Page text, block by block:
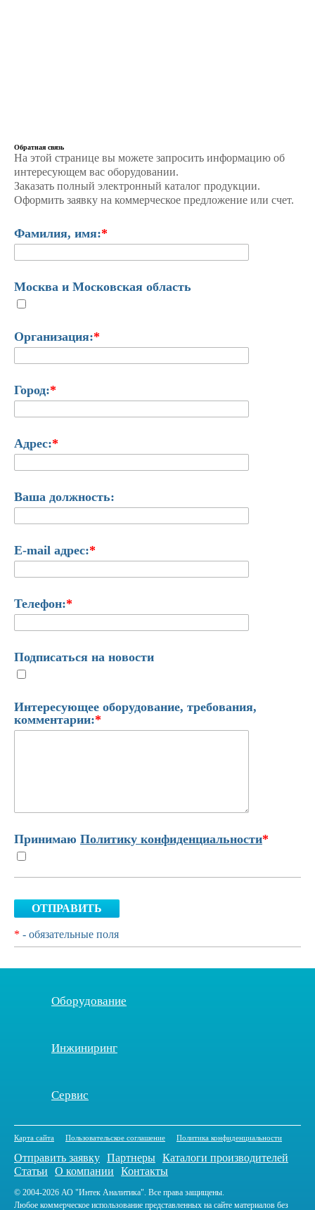
Обратная связь
На этой странице вы можете запросить информацию об
интересующем вас оборудовании.
Заказать полный электронный каталог продукции.
Оформить заявку на коммерческое предложение или счет.
Фамилия, имя:*
Москва и Московская область
Организация:*
Город:*
Адрес:*
Ваша должность:
E-mail адрес:*
Телефон:*
Подписаться на новости
Интересующее оборудование, требования,
комментарии:*
Принимаю Политику конфиденциальности*
ОТПРАВИТЬ
* - обязательные поля
Оборудование
Инжиниринг
Сервис
Карта сайта Пользовательское соглашение Политика конфиденциальности
Отправить заявку Партнеры Каталоги производителей
Статьи
О компании Контакты
© 2004-2026 АО "Интек Аналитика". Все права защищены.
Любое коммерческое использование представленных на сайте материалов без